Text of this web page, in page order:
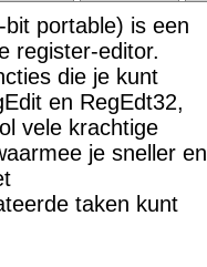
bit portable) is een
register-editor.
die je kunt
en RegEdt32,
vele krachtige
je sneller en
taken kunt